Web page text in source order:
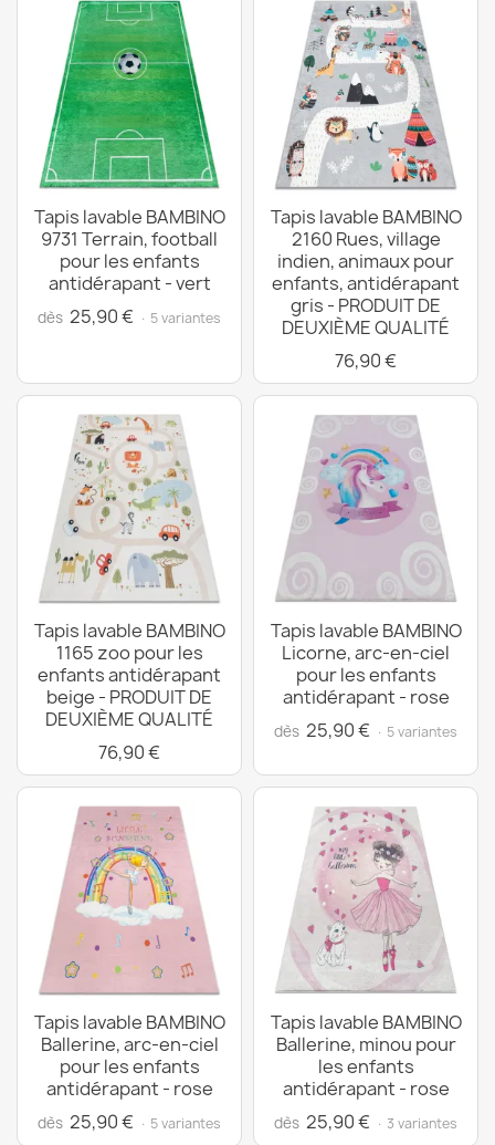
Tapis lavable BAMBINO
9731 Terrain, football
pour les enfants
antidérapant - vert
dès 25,90 € · 5 variantes
Tapis lavable BAMBINO
2160 Rues, village
indien, animaux pour
enfants, antidérapant
gris - PRODUIT DE
DEUXIÈME QUALITÉ
76,90 €
Tapis lavable BAMBINO
1165 zoo pour les
enfants antidérapant
beige - PRODUIT DE
DEUXIÈME QUALITÉ
76,90 €
Tapis lavable BAMBINO
Licorne, arc-en-ciel
pour les enfants
antidérapant - rose
dès 25,90 € · 5 variantes
Tapis lavable BAMBINO
Ballerine, arc-en-ciel
pour les enfants
antidérapant - rose
dès 25,90 € · 5 variantes
Tapis lavable BAMBINO
Ballerine, minou pour
les enfants
antidérapant - rose
dès 25,90 € · 3 variantes